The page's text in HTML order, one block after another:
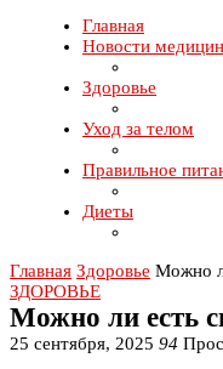
Главная
Новости
Здоровье
Уход за телом
Правильное
Диеты
Главная Здоровье Можно
ЗДОРОВЬЕ
Можно ли есть
25 сентября, 2025 94